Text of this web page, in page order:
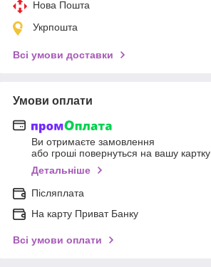
Нова Пошта
Укрпошта
Всі умови доставки
Умови оплати
Ви отримаєте замовлення
або гроші повернуться на вашу картку
Детальніше
Післяплата
На карту Приват Банку
Всі умови оплати